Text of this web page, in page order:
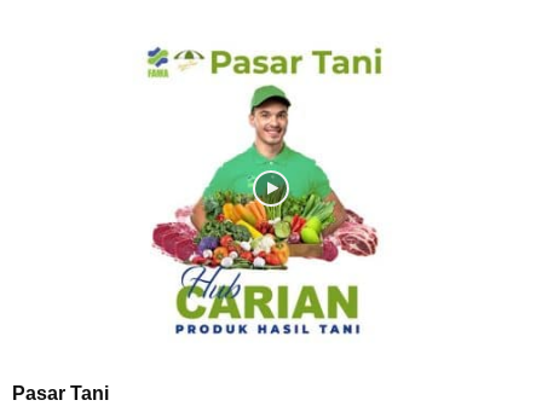
Pasar Tani